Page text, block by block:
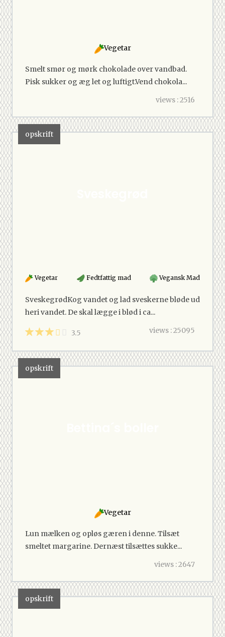
Vegetar
Smelt smør og mørk chokolade over vandbad.
Pisk sukker og æg let og luftigt.Vend chokola...
views : 2516
opskrift
Vegetar Fedtfattig mad Vegansk Mad
SveskegrødKog vandet og lad sveskerne bløde ud
heri vandet. De skal lægge i blød i ca...
3.5 views : 25095
opskrift
Vegetar
Lun mælken og opløs gæren i denne. Tilsæt
smeltet margarine. Dernæst tilsættes sukke...
views : 2647
opskrift